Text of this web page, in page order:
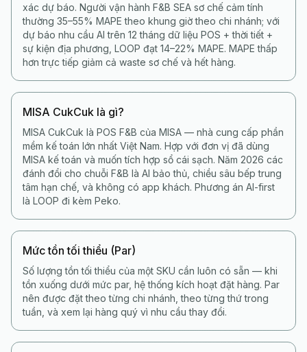
xác dự báo. Người vận hành F&B SEA sơ chế cảm tính
thường 35–55% MAPE theo khung giờ theo chi nhánh; với
dự báo nhu cầu AI trên 12 tháng dữ liệu POS + thời tiết +
sự kiện địa phương, LOOP đạt 14–22% MAPE. MAPE thấp
hơn trực tiếp giảm cả waste sơ chế và hết hàng.
MISA CukCuk là gì?
MISA CukCuk là POS F&B của MISA — nhà cung cấp phần
mềm kế toán lớn nhất Việt Nam. Hợp với đơn vị đã dùng
MISA kế toán và muốn tích hợp sổ cái sạch. Năm 2026 các
đánh đổi cho chuỗi F&B là AI bảo thủ, chiều sâu bếp trung
tâm hạn chế, và không có app khách. Phương án AI-first
là LOOP đi kèm Peko.
Mức tồn tối thiểu (Par)
Số lượng tồn tối thiểu của một SKU cần luôn có sẵn — khi
tồn xuống dưới mức par, hệ thống kích hoạt đặt hàng. Par
nên được đặt theo từng chi nhánh, theo từng thứ trong
tuần, và xem lại hàng quý vì nhu cầu thay đổi.